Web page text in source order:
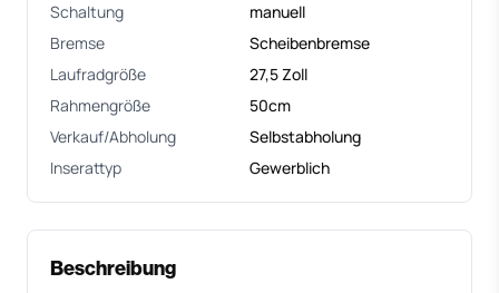
Schaltung
manuell
Bremse
Scheibenbremse
Laufradgröße
27,5 Zoll
Rahmengröße
50cm
Verkauf/Abholung
Selbstabholung
Inserattyp
Gewerblich
Beschreibung